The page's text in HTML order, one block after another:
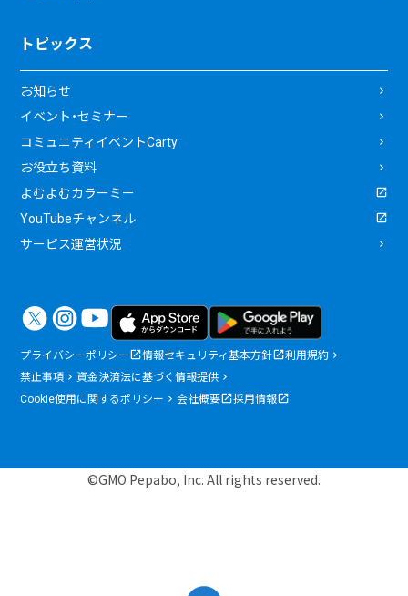
トピックス
お知らせ
イベント・セミナー
コミュニティイベントCarty
お役立ち資料
よむよむカラーミー
YouTubeチャンネル
サービス運営状況
プライバシーポリシー 情報セキュリティ基本方針
利用規約
禁止事項
資金決済法に基づく情報提供
Cookie使用に関するポリシー
会社概要 採用情報
©GMO Pepabo, Inc. All rights reserved.